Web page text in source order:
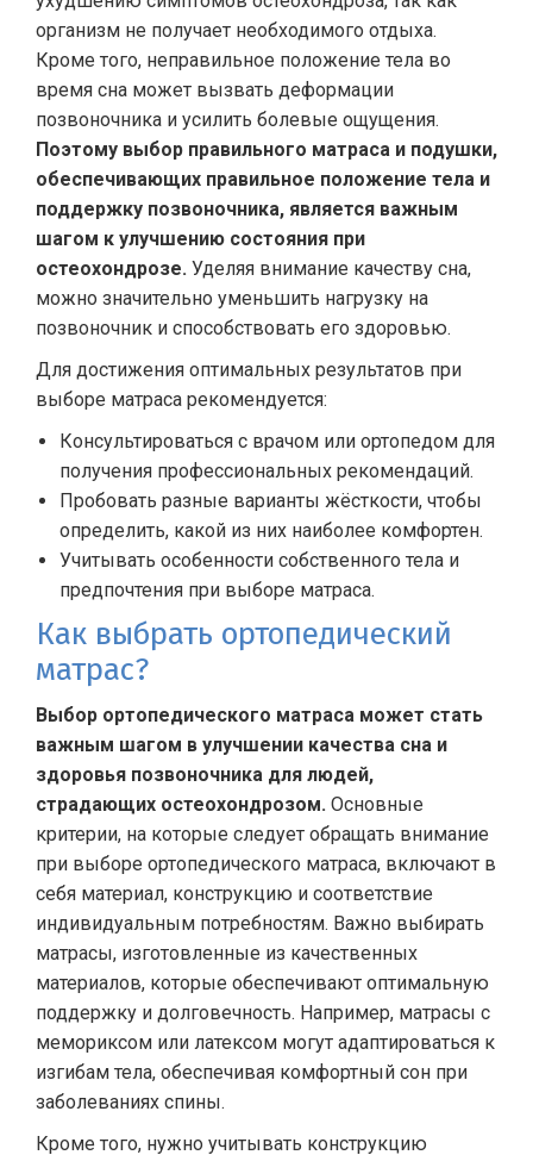
организм не получает необходимого отдыха.
Кроме того, неправильное положение тела во
время сна может вызвать деформации
позвоночника и усилить болевые ощущения.
Поэтому выбор правильного матраса и подушки,
обеспечивающих правильное положение тела и
поддержку позвоночника, является важным
шагом к улучшению состояния при
остеохондрозе. Уделяя внимание качеству сна,
можно значительно уменьшить нагрузку на
позвоночник и способствовать его здоровью.
Для достижения оптимальных результатов при
выборе матраса рекомендуется:
Консультироваться с врачом или ортопедом для
получения профессиональных рекомендаций.
Пробовать разные варианты жёсткости, чтобы
определить, какой из них наиболее комфортен.
Учитывать особенности собственного тела и
предпочтения при выборе матраса.
Как выбрать ортопедический
матрас?
Выбор ортопедического матраса может стать
важным шагом в улучшении качества сна и
здоровья позвоночника для людей,
страдающих остеохондрозом. Основные
критерии, на которые следует обращать внимание
при выборе ортопедического матраса, включают в
себя материал, конструкцию и соответствие
индивидуальным потребностям. Важно выбирать
матрасы, изготовленные из качественных
материалов, которые обеспечивают оптимальную
поддержку и долговечность. Например, матрасы с
мемориксом или латексом могут адаптироваться к
изгибам тела, обеспечивая комфортный сон при
заболеваниях спины.
Кроме того, нужно учитывать конструкцию